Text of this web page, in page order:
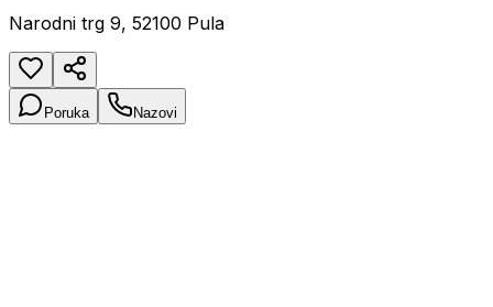
Narodni trg 9, 52100 Pula
Poruka Nazovi